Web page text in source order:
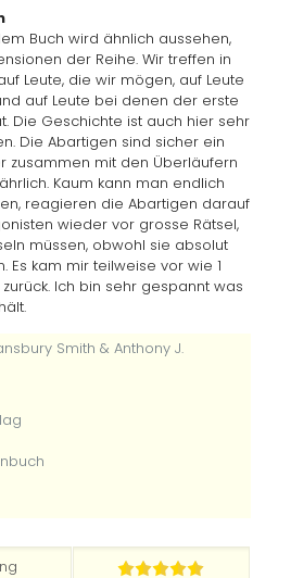
Buch wird ähnlich aussehen,
der Reihe. Wir treffen in
Leute, die wir mögen, auf Leute
auf Leute bei denen der erste
Die Geschichte ist auch hier sehr
Die Abartigen sind sicher ein
zusammen mit den Überläufern
Kaum kann man endlich
reagieren die Abartigen darauf
wieder vor grosse Rätsel,
müssen, obwohl sie absolut
Es kam mir teilweise vor wie 1
Ich bin sehr gespannt was
Smith & Anthony J.